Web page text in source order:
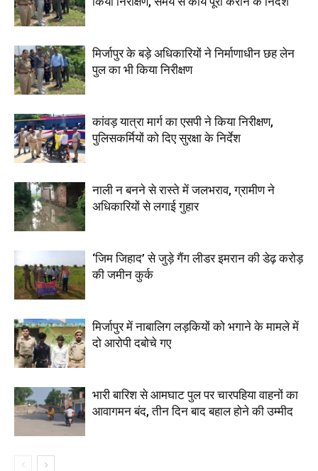
मिर्जापुर के बड़े अधिकारियों ने निर्माणाधीन छह लेन
पुल का भी किया निरीक्षण
कांवड़ यात्रा मार्ग का एसपी ने किया निरीक्षण,
पुलिसकर्मियों को दिए सुरक्षा के निर्देश
नाली न बनने से रास्ते में जलभराव, ग्रामीण ने
अधिकारियों से लगाई गुहार
‘जिम जिहाद’ से जुड़े गैंग लीडर इमरान की डेढ़ करोड़
की जमीन कुर्क
मिर्जापुर में नाबालिग लड़कियों को भगाने के मामले में
दो आरोपी दबोचे गए
भारी बारिश से आमघाट पुल पर चारपहिया वाहनों का
आवागमन बंद, तीन दिन बाद बहाल होने की उम्मीद